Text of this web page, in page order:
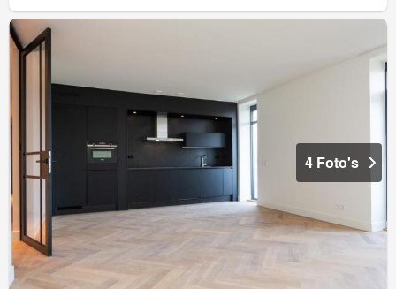
4 Foto's